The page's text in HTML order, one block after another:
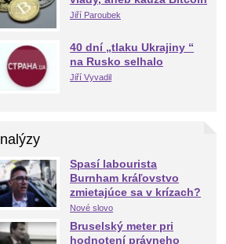
Jiří Paroubek
40 dní „tlaku Ukrajiny “
na Rusko selhalo
Jiří Vyvadil
Spasí labourista
Burnham kráľovstvo
zmietajúce sa v krízach?
Nové slovo
Bruselský meter pri
hodnotení právneho